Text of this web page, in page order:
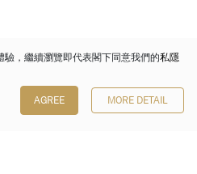
，繼續瀏覽即代表閣下同意我們的私隱
AGREE MORE DETAIL